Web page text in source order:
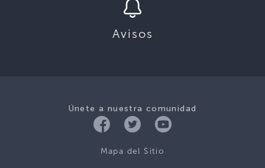
Avisos
Únete a nuestra comunidad
Mapa del Sitio